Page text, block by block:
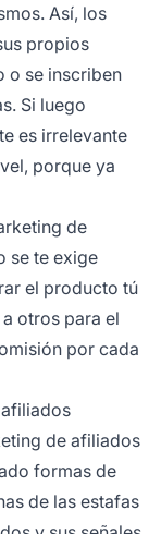
Así, los
propios
o se inscriben
Si luego
es irrelevante
porque ya
de
se te exige
el producto tú
otros para el
por cada
de afiliados
formas de
de las estafas